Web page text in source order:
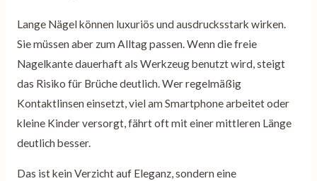
Lange Nägel können luxuriös und ausdrucksstark wirken.
Sie müssen aber zum Alltag passen. Wenn die freie
Nagelkante dauerhaft als Werkzeug benutzt wird, steigt
das Risiko für Brüche deutlich. Wer regelmäßig
Kontaktlinsen einsetzt, viel am Smartphone arbeitet oder
kleine Kinder versorgt, fährt oft mit einer mittleren Länge
deutlich besser.
Das ist kein Verzicht auf Eleganz, sondern eine